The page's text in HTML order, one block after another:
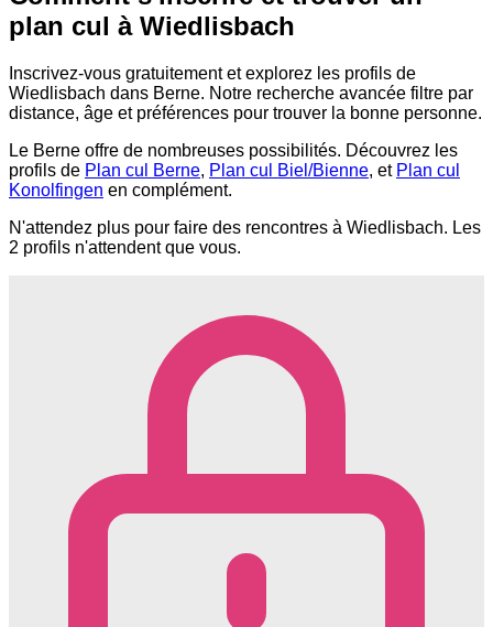
plan cul à Wiedlisbach
Inscrivez-vous gratuitement et explorez les profils de
Wiedlisbach dans Berne. Notre recherche avancée filtre par
distance, âge et préférences pour trouver la bonne personne.
Le Berne offre de nombreuses possibilités. Découvrez les
profils de Plan cul Berne, Plan cul Biel/Bienne, et Plan cul
Konolfingen en complément.
N'attendez plus pour faire des rencontres à Wiedlisbach. Les
2 profils n'attendent que vous.